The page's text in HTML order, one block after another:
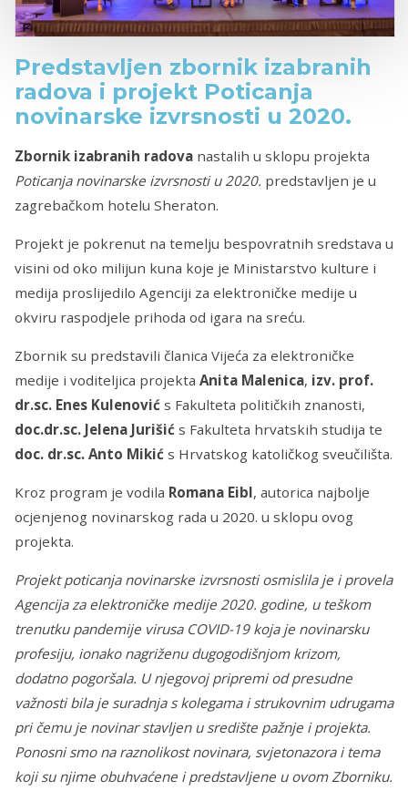
Predstavljen zbornik izabranih
radova i projekt Poticanja
novinarske izvrsnosti u 2020.
Zbornik izabranih radova nastalih u sklopu projekta
Poticanja novinarske izvrsnosti u 2020. predstavljen je u
zagrebačkom hotelu Sheraton.
Projekt je pokrenut na temelju bespovratnih sredstava u
visini od oko milijun kuna koje je Ministarstvo kulture i
medija proslijedilo Agenciji za elektroničke medije u
okviru raspodjele prihoda od igara na sreću.
Zbornik su predstavili članica Vijeća za elektroničke
medije i voditeljica projekta Anita Malenica, izv. prof.
dr.sc. Enes Kulenović s Fakulteta političkih znanosti,
doc.dr.sc. Jelena Jurišić s Fakulteta hrvatskih studija te
doc. dr.sc. Anto Mikić s Hrvatskog katoličkog sveučilišta.
Kroz program je vodila Romana Eibl, autorica najbolje
ocjenjenog novinarskog rada u 2020. u sklopu ovog
projekta.
Projekt poticanja novinarske izvrsnosti osmislila je i provela
Agencija za elektroničke medije 2020. godine, u teškom
trenutku pandemije virusa COVID-19 koja je novinarsku
profesiju, ionako nagriženu dugogodišnjom krizom,
dodatno pogoršala. U njegovoj pripremi od presudne
važnosti bila je suradnja s kolegama i strukovnim udrugama
pri čemu je novinar stavljen u središte pažnje i projekta.
Ponosni smo na raznolikost novinara, svjetonazora i tema
koji su njime obuhvaćene i predstavljene u ovom Zborniku.